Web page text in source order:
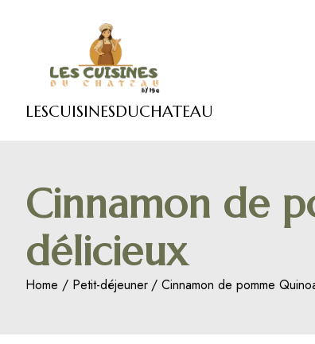
LESCUISINESDUCHATEAU
Cinnamon de
délicieux
Home Petit-déjeuner Cinnamon de pomme